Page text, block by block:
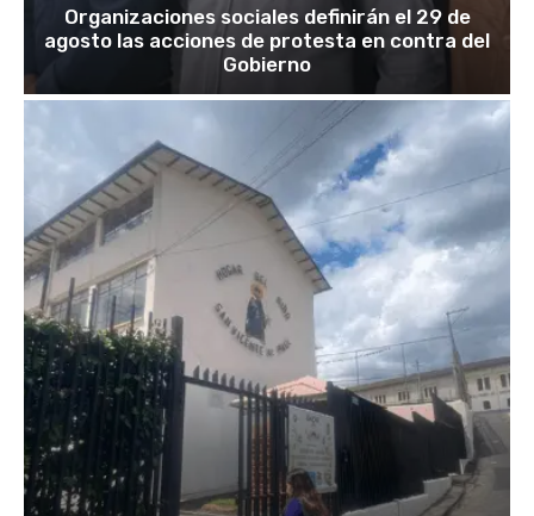
Organizaciones sociales definirán el 29 de
agosto las acciones de protesta en contra del
Gobierno